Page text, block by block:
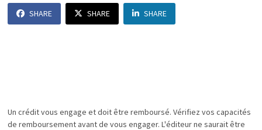
SHARE SHARE SHARE
Un crédit vous engage et doit être remboursé. Vérifiez vos capacités
de remboursement avant de vous engager. L'éditeur ne saurait être